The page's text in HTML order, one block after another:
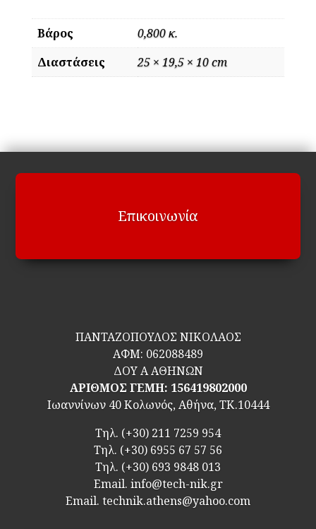
Βάρος
0,800 κ.
Διαστάσεις
25 × 19,5 × 10 cm
Επικοινωνία
ΠΑΝΤΑΖΟΠΟΥΛΟΣ ΝΙΚΟΛΑΟΣ
ΑΦΜ: 062088489
ΔΟΥ Α ΑΘΗΝΩΝ
ΑΡΙΘΜΟΣ ΓΕΜΗ: 156419802000
Ιωαννίνων 40 Κολωνός, Αθήνα, ΤΚ.10444
Τηλ. (+30) 211 7259 954
Τηλ. (+30) 6955 67 57 56
Τηλ. (+30) 693 9848 013
Email. info@tech-nik.gr
Email. technik.athens@yahoo.com